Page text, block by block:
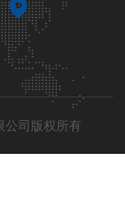
公司版权所有